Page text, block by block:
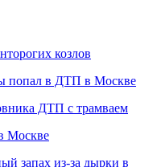
козлов
попал в ДТП в Москве
ДТП с трамваем
Москве
запах из-за дырки в